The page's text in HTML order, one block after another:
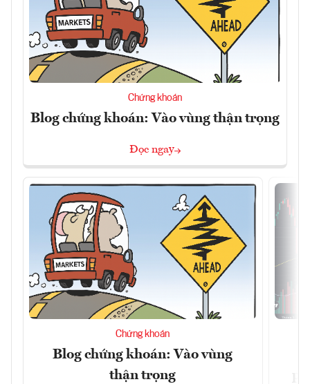
Chứng khoán
Blog chứng khoán: Vào vùng thận trọng
Đọc ngay
Chứng khoán
Blog chứng khoán: Vào vùng
thận trọng